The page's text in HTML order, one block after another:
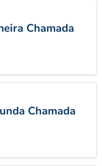
Chamada
Chamada